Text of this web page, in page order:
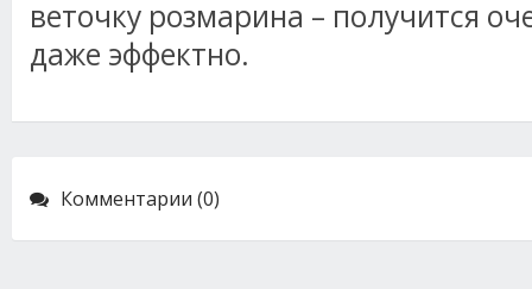
веточку розмарина – получится
даже эффектно.
Комментарии (0)